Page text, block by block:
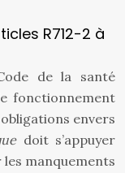
R712-2 à
de la santé
fonctionnement
envers
doit s’appuyer
manquements